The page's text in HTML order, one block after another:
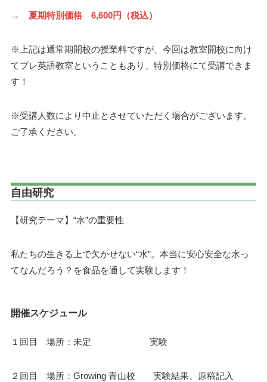
→ 夏期特別価格 6,600円（税込）
※上記は通常期開校の授業料ですが、今回は教室開校に向け
てプレ英語教室ということもあり、特別価格にて受講できま
す！
※受講人数により中止とさせていただく場合がございます。
ご了承ください。
自由研究
【研究テーマ】“水”の重要性
私たちの生きる上で欠かせない“水”。本当に安心安全な水っ
てなんだろう？を食品を通して実験します！
開催スケジュール
１回目 場所：未定 実験
２回目 場所：Growing 青山校 実験結果、原稿記入